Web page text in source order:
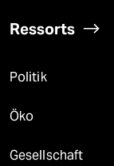
Ressorts
Politik
Öko
Gesellschaft